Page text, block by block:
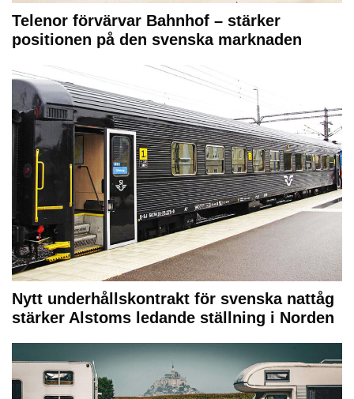
Telenor förvärvar Bahnhof – stärker
positionen på den svenska marknaden
Nytt underhållskontrakt för svenska nattåg
stärker Alstoms ledande ställning i Norden